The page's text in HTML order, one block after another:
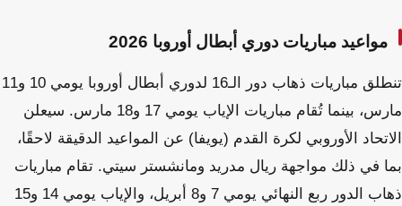
مواعيد مباريات دوري أبطال أوروبا 2026
تنطلق مباريات ذهاب دور الـ16 لدوري أبطال أوروبا يومي 10 و11
مارس، بينما تُقام مباريات الإياب يومي 17 و18 مارس. سيعلن
الاتحاد الأوروبي لكرة القدم (يويفا) عن المواعيد الدقيقة لاحقًا،
بما في ذلك مواجهة ريال مدريد ومانشستر سيتي. تقام مباريات
ذهاب الدور ربع النهائي يومي 7 و8 أبريل، والإياب يومي 14 و15